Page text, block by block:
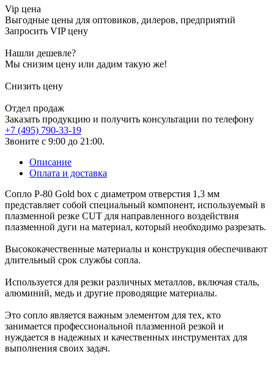
Vip цена
Выгодные цены для оптовиков, дилеров, предприятий
Запросить VIP цену
Нашли дешевле?
Мы снизим цену или дадим такую же!
Снизить цену
Отдел продаж
Заказать продукцию и получить консультации по телефону
+7 (495) 790-33-19
Звоните с 9:00 до 21:00.
Описание
Оплата и доставка
Сопло Р-80 Gold box с диаметром отверстия 1,3 мм
представляет собой специальный компонент, используемый в
плазменной резке CUT для направленного воздействия
плазменной дуги на материал, который необходимо разрезать.
Высококачественные материалы и конструкция обеспечивают
длительный срок службы сопла.
Используется для резки различных металлов, включая сталь,
алюминий, медь и другие проводящие материалы.
Это сопло является важным элементом для тех, кто
занимается профессиональной плазменной резкой и
нуждается в надежных и качественных инструментах для
выполнения своих задач.